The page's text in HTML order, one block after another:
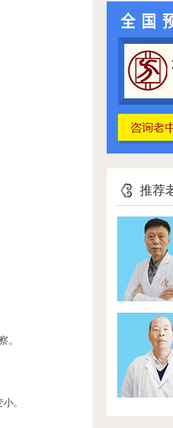
。
。
推荐